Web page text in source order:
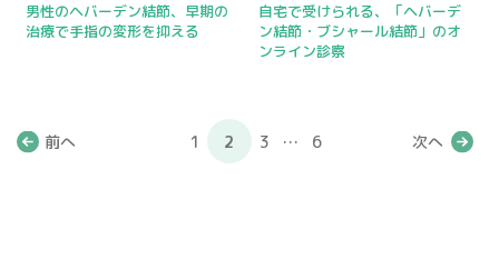
男性のヘバーデン結節、早期の
治療で手指の変形を抑える
自宅で受けられる、「ヘバーデ
ン結節・ブシャール結節」のオ
ンライン診察
前へ 1 2 3 … 6 次へ